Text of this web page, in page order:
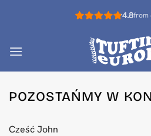
4.8from
POZOSTAŃMY W
CześćJohn